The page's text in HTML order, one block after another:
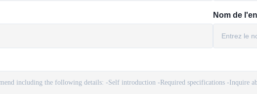
Nom de